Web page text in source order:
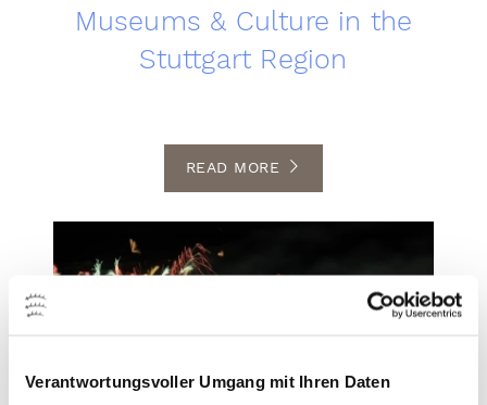
Verantwortungsvoller Umgang mit Ihren Daten
Museums & Culture in the
Stuttgart Region
READ MORE